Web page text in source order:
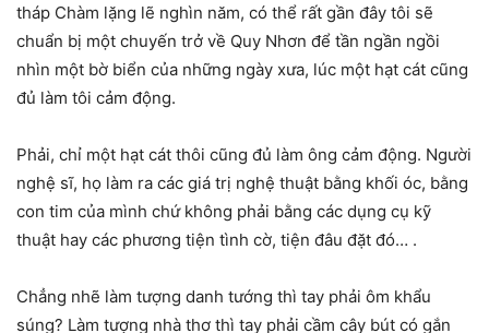
tháp Chàm lặng lẽ nghìn năm, có thể rất gần đây tôi sẽ
chuẩn bị một chuyến trở về Quy Nhơn để tần ngần ngồi
nhìn một bờ biển của những ngày xưa, lúc một hạt cát cũng
đủ làm tôi cảm động.
Phải, chỉ một hạt cát thôi cũng đủ làm ông cảm động. Người
nghệ sĩ, họ làm ra các giá trị nghệ thuật bằng khối óc, bằng
con tim của mình chứ không phải bằng các dụng cụ kỹ
thuật hay các phương tiện tình cờ, tiện đâu đặt đó… .
Chẳng nhẽ làm tượng danh tướng thì tay phải ôm khẩu
súng? Làm tượng nhà thơ thì tay phải cầm cây bút có gắn